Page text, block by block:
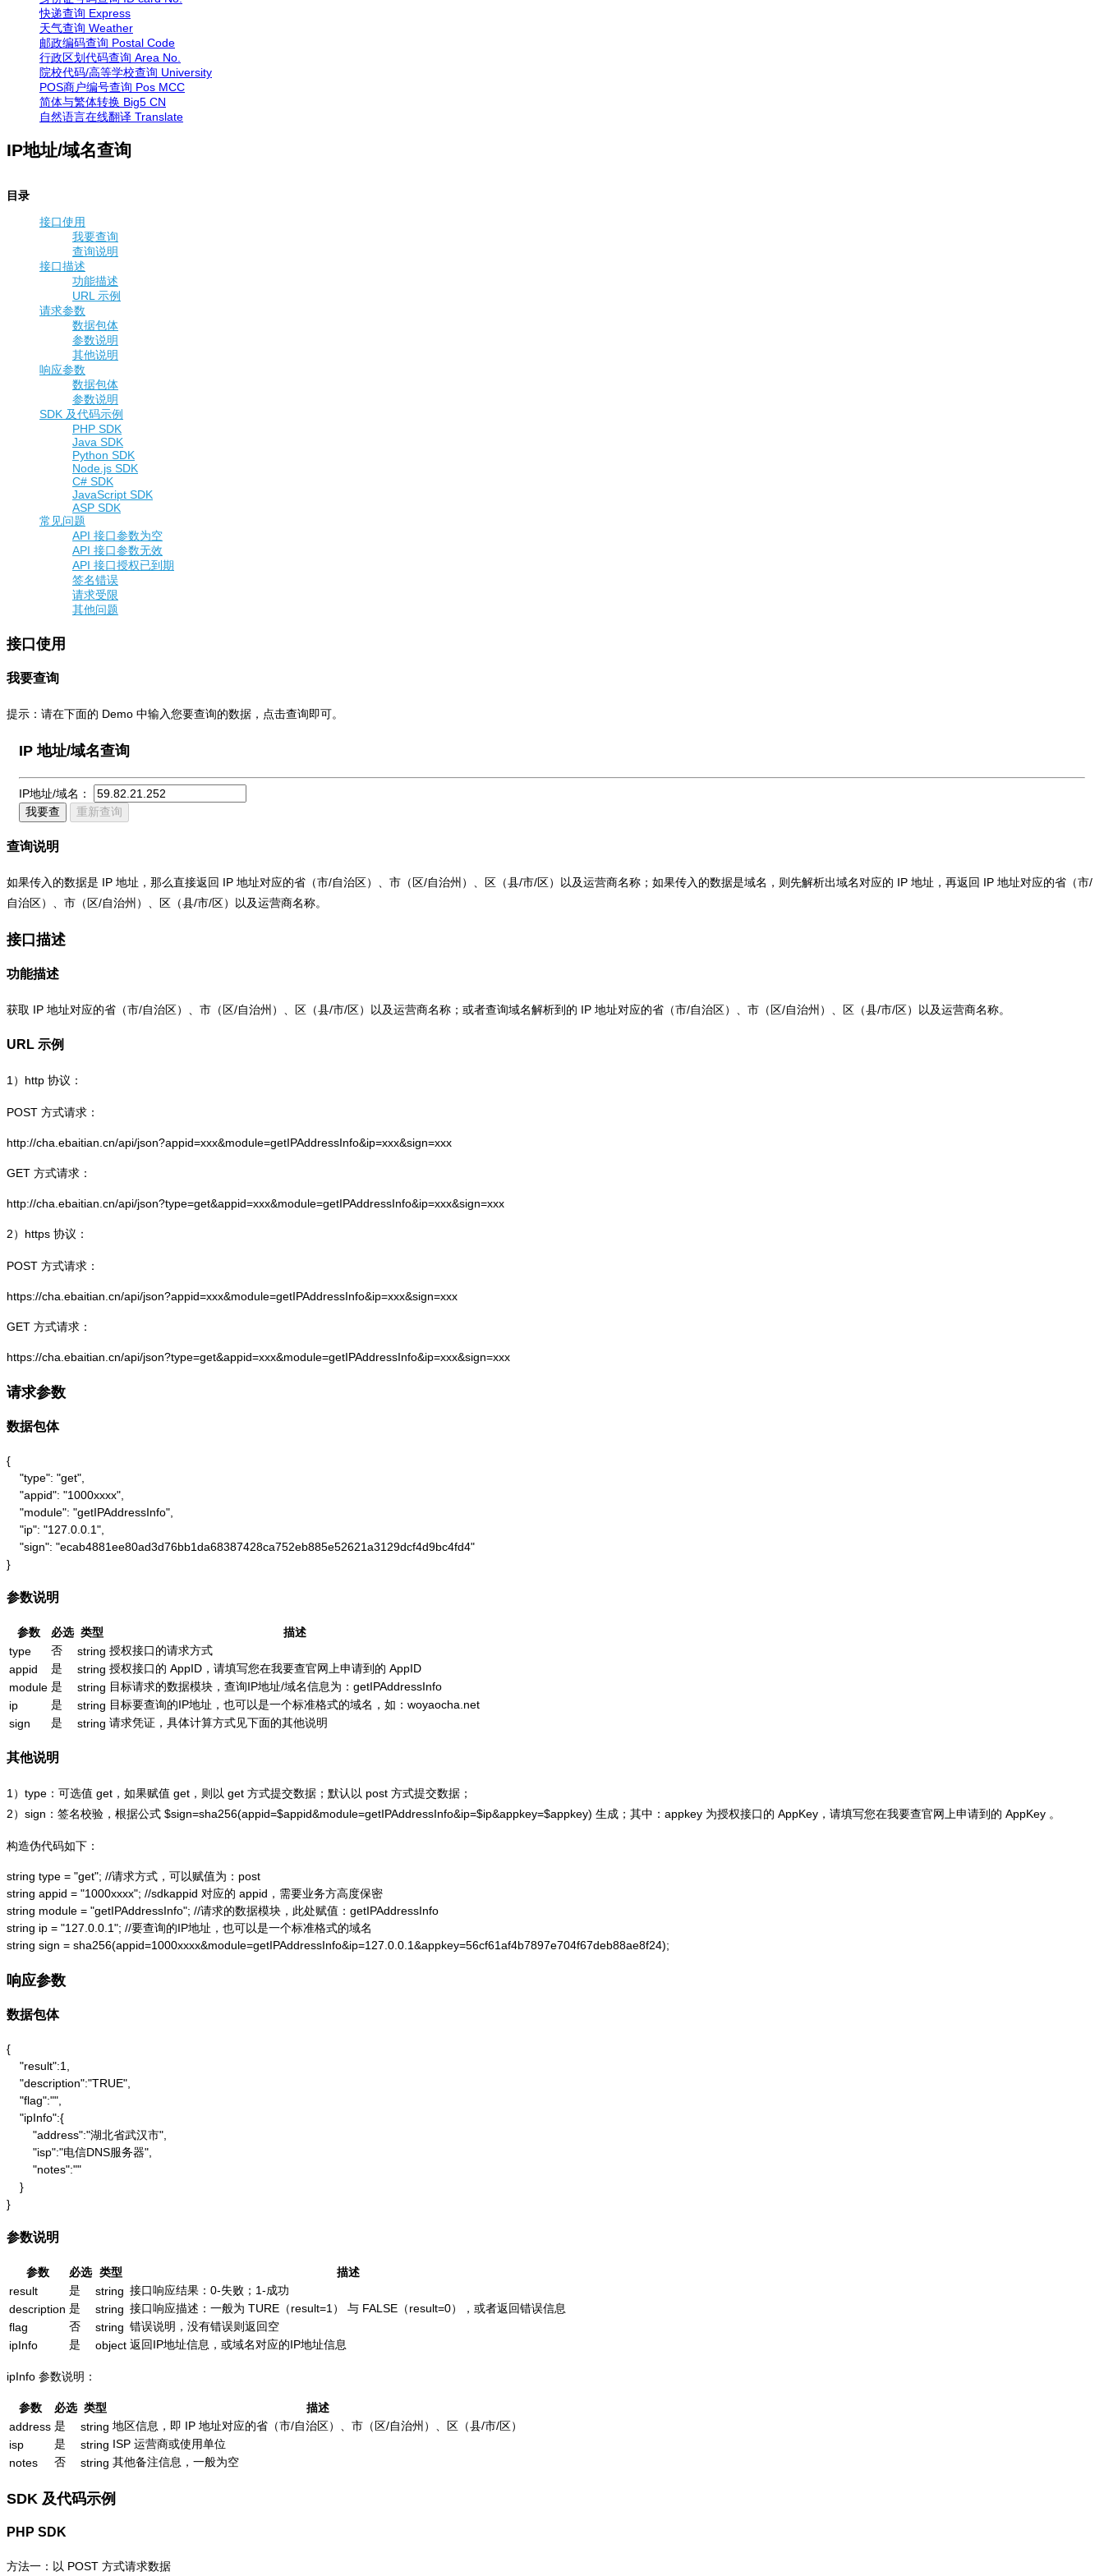
快递查询 Express
天气查询 Weather
邮政编码查询 Postal Code
行政区划代码查询 Area No.
院校代码/高等学校查询 University
POS商户编号查询 Pos MCC
简体与繁体转换 Big5 CN
自然语言在线翻译 Translate
IP地址/域名查询
目录
接口使用
我要查询
查询说明
接口描述
功能描述
URL 示例
请求参数
数据包体
参数说明
其他说明
响应参数
数据包体
参数说明
SDK 及代码示例
PHP SDK
Java SDK
Python SDK
Node.js SDK
C# SDK
JavaScript SDK
ASP SDK
常见问题
API 接口参数为空
API 接口参数无效
API 接口授权已到期
签名错误
请求受限
其他问题
接口使用
我要查询
提示：请在下面的 Demo 中输入您要查询的数据，点击查询即可。
IP 地址/域名查询
IP地址/域名：
我要查
重新查询
查询说明
如果传入的数据是 IP 地址，那么直接返回 IP 地址对应的省（市/自治区）、市（区/自治州）、区（县/市/区）以及运营商名称；如果传入的数据是域名，则先解析出域名对应的 IP 地址，再返回 IP 地址对应的省（市/
自治区）、市（区/自治州）、区（县/市/区）以及运营商名称。
接口描述
功能描述
获取 IP 地址对应的省（市/自治区）、市（区/自治州）、区（县/市/区）以及运营商名称；或者查询域名解析到的 IP 地址对应的省（市/自治区）、市（区/自治州）、区（县/市/区）以及运营商名称。
URL 示例
1） http 协议：
POST 方式请求：
http://cha.ebaitian.cn/api/json?appid=xxx&module=getIPAddressInfo&ip=xxx&sign=xxx
GET 方式请求：
http://cha.ebaitian.cn/api/json?type=get&appid=xxx&module=getIPAddressInfo&ip=xxx&sign=xxx
2） https 协议：
POST 方式请求：
https://cha.ebaitian.cn/api/json?appid=xxx&module=getIPAddressInfo&ip=xxx&sign=xxx
GET 方式请求：
https://cha.ebaitian.cn/api/json?type=get&appid=xxx&module=getIPAddressInfo&ip=xxx&sign=xxx
请求参数
数据包体
{
    "type": "get",
    "appid": "1000xxxx",
    "module": "getIPAddressInfo",
    "ip": "127.0.0.1",
    "sign": "ecab4881ee80ad3d76bb1da68387428ca752eb885e52621a3129dcf4d9bc4fd4"
}
参数说明
参数 必选 类型
描述
type
否 string 授权接口的请求方式
appid
是 string 授权接口的 AppID，请填写您在我要查官网上申请到的 AppID
module 是 string 目标请求的数据模块，查询IP地址/域名信息为：getIPAddressInfo
ip
是 string 目标要查询的IP地址，也可以是一个标准格式的域名，如：woyaocha.net
sign
是 string 请求凭证，具体计算方式见下面的其他说明
其他说明
1）type：可选值 get，如果赋值 get，则以 get 方式提交数据；默认以 post 方式提交数据；
2）sign：签名校验，根据公式 $sign=sha256(appid=$appid&module=getIPAddressInfo&ip=$ip&appkey=$appkey) 生成；其中：appkey 为授权接口的 AppKey，请填写您在我要查官网上申请到的 AppKey 。
构造伪代码如下：
string type = "get"; //请求方式，可以赋值为：post
string appid = "1000xxxx"; //sdkappid 对应的 appid，需要业务方高度保密
string module = "getIPAddressInfo"; //请求的数据模块，此处赋值：getIPAddressInfo
string ip = "127.0.0.1"; //要查询的IP地址，也可以是一个标准格式的域名
string sign = sha256(appid=1000xxxx&module=getIPAddressInfo&ip=127.0.0.1&appkey=56cf61af4b7897e704f67deb88ae8f24);
响应参数
数据包体
{
    "result":1,
    "description":"TRUE",
    "flag":"",
    "ipInfo":{
        "address":"湖北省武汉市",
        "isp":"电信DNS服务器",
        "notes":""
    }
}
参数说明
参数 必选 类型
描述
result
是 string 接口响应结果：0-失败；1-成功
description 是 string 接口响应描述：一般为 TURE（result=1） 与 FALSE（result=0），或者返回错误信息
flag
否 string 错误说明，没有错误则返回空
ipInfo
是 object 返回IP地址信息，或域名对应的IP地址信息
ipInfo 参数说明：
参数 必选 类型
描述
address 是 string 地区信息，即 IP 地址对应的省（市/自治区）、市（区/自治州）、区（县/市/区）
isp
是 string ISP 运营商或使用单位
notes
否 string 其他备注信息，一般为空
SDK 及代码示例
PHP SDK
方法一：以 POST 方式请求数据